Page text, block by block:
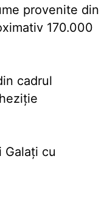
provenite din
170.000
cadrul
cu